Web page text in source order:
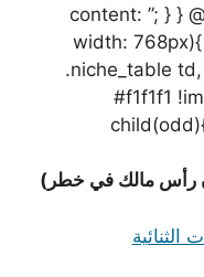
content: ”; } }
width:
.niche_table
#f1f1f1
رأس مالك في خطر)